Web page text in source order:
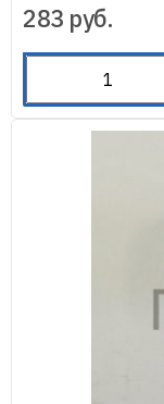
283 руб.